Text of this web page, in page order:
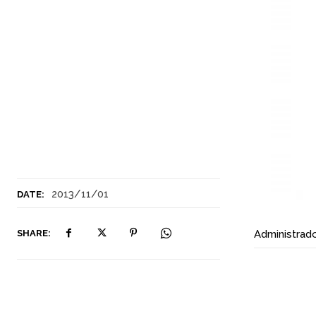
DATE: 2013/11/01
SHARE: